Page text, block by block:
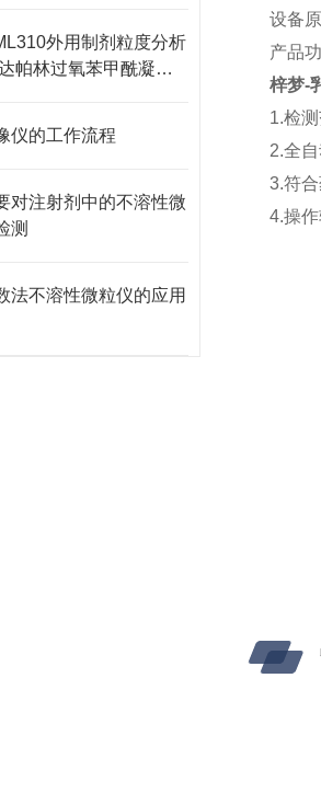
外用制剂粒度分析
帕林过氧苯甲酰凝胶
仪的工作流程
对注射剂中的不溶性微
测
法不溶性微粒仪的应用
设备
产品
梓梦-
1.检
2.全
3.符
4.操